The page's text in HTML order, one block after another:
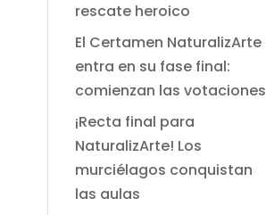
rescate heroico
El Certamen NaturalizArte
entra en su fase final:
comienzan las votaciones
¡Recta final para
NaturalizArte! Los
murciélagos conquistan
las aulas